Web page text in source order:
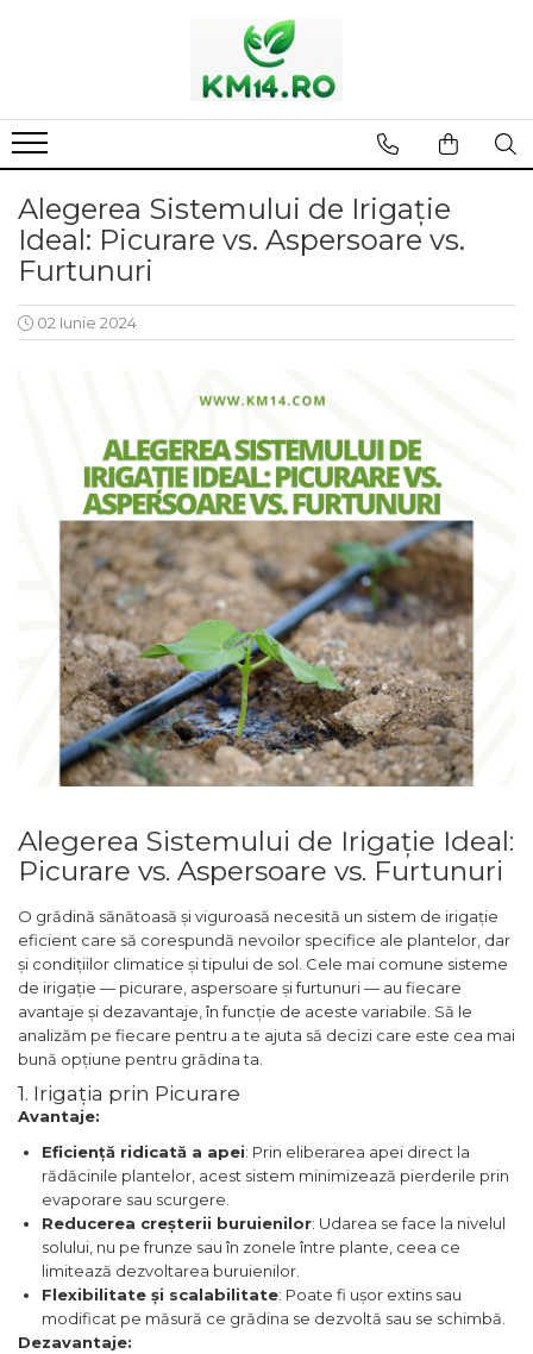
Alegerea Sistemului de Irigație
Ideal: Picurare vs. Aspersoare vs.
Furtunuri
02 Iunie 2024
Alegerea Sistemului de Irigație Ideal:
Picurare vs. Aspersoare vs. Furtunuri
O grădină sănătoasă și viguroasă necesită un sistem de irigație
eficient care să corespundă nevoilor specifice ale plantelor, dar
și condițiilor climatice și tipului de sol. Cele mai comune sisteme
de irigație — picurare, aspersoare și furtunuri — au fiecare
avantaje și dezavantaje, în funcție de aceste variabile. Să le
analizăm pe fiecare pentru a te ajuta să decizi care este cea mai
bună opțiune pentru grădina ta.
1. Irigația prin Picurare
Avantaje:
Eficiență ridicată a apei: Prin eliberarea apei direct la
rădăcinile plantelor, acest sistem minimizează pierderile prin
evaporare sau scurgere.
Reducerea creșterii buruienilor: Udarea se face la nivelul
solului, nu pe frunze sau în zonele între plante, ceea ce
limitează dezvoltarea buruienilor.
Flexibilitate și scalabilitate: Poate fi ușor extins sau
modificat pe măsură ce grădina se dezvoltă sau se schimbă.
Dezavantaje: